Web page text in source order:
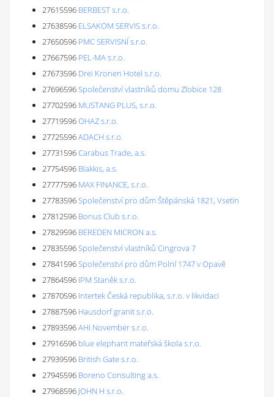
27615596 BERBEST s.r.o.
27638596 ELSAKOM SERVIS s.r.o.
27650596 PMC SERVISNÍ s.r.o.
27667596 PEL-MA s.r.o.
27673596 Drei Kronen Hotel s.r.o.
27696596Společenství vlastníků domu Zlobice 128
27702596 MUSTANG PLUS, s.r.o.
27719596OHAZ s.r.o.
27725596ADACH s.r.o.
27731596Carabus Trade, a.s.
27754596 Blakkis, a.s.
27777596 MAX FINANCE, s.r.o.
27783596Společenství pro dům Štěpánská 1821, Vsetín
27812596 Bonus Club s.r.o.
27829596 BEREDEN MICRON a.s.
27835596Společenství vlastníků Cingrova 7
27841596Společenství pro dům Polní 1747 v Opavě
27864596 IPM Staněk s.r.o.
27870596 Intertek Česká republika, s.r.o. v likvidaci
27887596 Hausdorf granit s.r.o.
27893596AHI November s.r.o.
27916596 blue elephant mateřská škola s.r.o.
27939596 British Gate s.r.o.
27945596 Boreno Consulting a.s.
27968596 JOHN H s.r.o.